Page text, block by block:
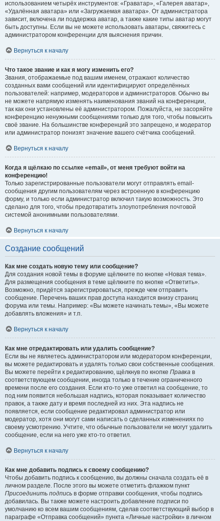
использованием четырёх инструментов: «Граватар», «Галерея аватар»,
«Удалённая аватара» или «Загружаемая аватара». От администратора
зависит, включена ли поддержка аватар, а также какие типы аватар могут
быть доступны. Если вы не можете использовать аватары, свяжитесь с
администратором конференции для выяснения причин.
Вернуться к началу
Что такое звание и как я могу изменить его?
Звания, отображаемые под вашим именем, отражают количество
созданных вами сообщений или идентифицируют определённых
пользователей: например, модераторов и администраторов. Обычно вы
не можете напрямую изменять наименования званий на конференции,
так как они установлены её администратором. Пожалуйста, не засоряйте
конференцию ненужными сообщениями только для того, чтобы повысить
своё звание. На большинстве конференций это запрещено, и модератор
или администратор понизят значение вашего счётчика сообщений.
Вернуться к началу
Когда я щёлкаю по ссылке «email», от меня требуют войти на
конференцию!
Только зарегистрированные пользователи могут отправлять email-
сообщения другим пользователям через встроенную в конференцию
форму, и только если администратор включил такую возможность. Это
сделано для того, чтобы предотвратить злоупотребления почтовой
системой анонимными пользователями.
Вернуться к началу
Создание сообщений
Как мне создать новую тему или сообщение?
Для создания новой темы в форуме щёлкните по кнопке «Новая тема».
Для размещения сообщения в теме щёлкните по кнопке «Ответить».
Возможно, придётся зарегистрироваться, прежде чем отправить
сообщение. Перечень ваших прав доступа находится внизу страниц
форума или темы. Например: «Вы можете начинать темы», «Вы можете
добавлять вложения» и т.п.
Вернуться к началу
Как мне отредактировать или удалить сообщение?
Если вы не являетесь администратором или модератором конференции,
вы можете редактировать и удалять только свои собственные сообщения.
Вы можете перейти к редактированию, щёлкнув по кнопке Правка в
соответствующем сообщении, иногда только в течение ограниченного
времени после его создания. Если кто-то уже ответил на сообщение, то
под ним появится небольшая надпись, которая показывает количество
правок, а также дату и время последней из них. Эта надпись не
появляется, если сообщение редактировал администратор или
модератор, хотя они могут сами написать о сделанных изменениях по
своему усмотрению. Учтите, что обычные пользователи не могут удалить
сообщение, если на него уже кто-то ответил.
Вернуться к началу
Как мне добавить подпись к своему сообщению?
Чтобы добавить подпись к сообщению, вы должны сначала создать её в
личном разделе. После этого вы можете отметить флажком пункт
Присоединить подпись в форме отправки сообщения, чтобы подпись
добавилась. Вы также можете настроить добавление подписи по
умолчанию ко всем вашим сообщениям, сделав соответствующий выбор в
параграфе «Отправка сообщений» пункта «Личные настройки» в личном